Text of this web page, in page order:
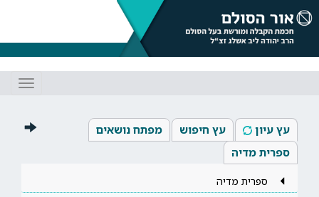
עץ עיון עץ חיפוש
מפתח נושאים
ספרית מדיה
ספרית מדיה